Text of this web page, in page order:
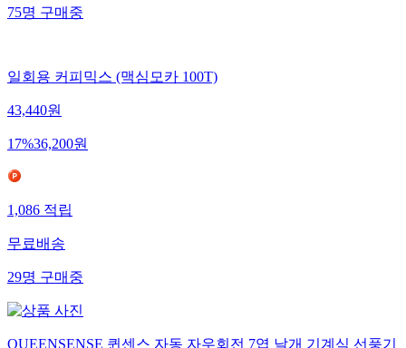
75명구매중
일회용 커피믹스 (맥심모카 100T)
43,440원
17%36,200원
1,086적립
무료배송
29명구매중